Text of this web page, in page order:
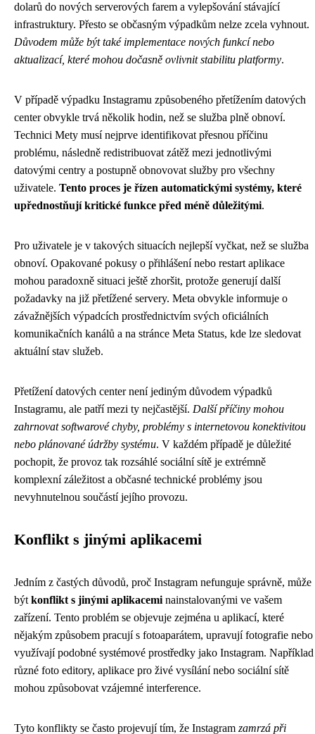
dolarů do nových serverových farem a vylepšování stávající
infrastruktury. Přesto se občasným výpadkům nelze zcela vyhnout.
Důvodem může být také implementace nových funkcí nebo
aktualizací, které mohou dočasně ovlivnit stabilitu platformy.
V případě výpadku Instagramu způsobeného přetížením datových
center obvykle trvá několik hodin, než se služba plně obnoví.
Technici Mety musí nejprve identifikovat přesnou příčinu
problému, následně redistribuovat zátěž mezi jednotlivými
datovými centry a postupně obnovovat služby pro všechny
uživatele. Tento proces je řízen automatickými systémy, které
upřednostňují kritické funkce před méně důležitými.
Pro uživatele je v takových situacích nejlepší vyčkat, než se služba
obnoví. Opakované pokusy o přihlášení nebo restart aplikace
mohou paradoxně situaci ještě zhoršit, protože generují další
požadavky na již přetížené servery. Meta obvykle informuje o
závažnějších výpadcích prostřednictvím svých oficiálních
komunikačních kanálů a na stránce Meta Status, kde lze sledovat
aktuální stav služeb.
Přetížení datových center není jediným důvodem výpadků
Instagramu, ale patří mezi ty nejčastější. Další příčiny mohou
zahrnovat softwarové chyby, problémy s internetovou konektivitou
nebo plánované údržby systému. V každém případě je důležité
pochopit, že provoz tak rozsáhlé sociální sítě je extrémně
komplexní záležitost a občasné technické problémy jsou
nevyhnutelnou součástí jejího provozu.
Konflikt s jinými aplikacemi
Jedním z častých důvodů, proč Instagram nefunguje správně, může
být konflikt s jinými aplikacemi nainstalovanými ve vašem
zařízení. Tento problém se objevuje zejména u aplikací, které
nějakým způsobem pracují s fotoaparátem, upravují fotografie nebo
využívají podobné systémové prostředky jako Instagram. Například
různé foto editory, aplikace pro živé vysílání nebo sociální sítě
mohou způsobovat vzájemné interference.
Tyto konflikty se často projevují tím, že Instagram zamrzá při